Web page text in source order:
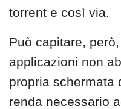
torrent e così via.
Può capitare,
applicazioni non
propria schermata
renda necessario